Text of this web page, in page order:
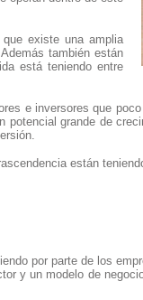
existe una amplia
también están
está teniendo entre
e inversores que
grande de
están
por parte de los
y un modelo de